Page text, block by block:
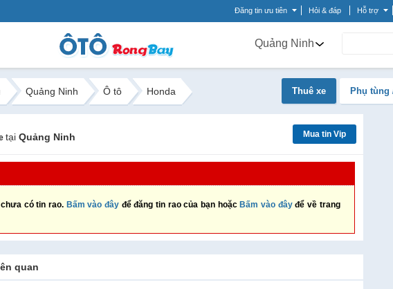
Đăng tin ưu tiên Hỏi & đáp Hỗ trợ
Quảng Ninh
Quảng Ninh Ô tô Honda Thuê xe Phụ
tại Quảng Ninh Mua tin Vip
có tin rao. Bấm vào đây để đăng tin rao của bạn hoặc Bấm vào đâyđể về trang
quan